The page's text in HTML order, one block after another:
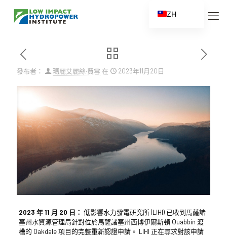
發布者： 瑪麗艾麗絲·費雪 在 2023年11月20日
2023 年 11 月 20 日： 低影響水力發電研究所 (LIHI) 已收到馬薩諸
塞州水資源管理局針對位於馬薩諸塞州西博伊爾斯頓 Quabbin 渡
槽的 Oakdale 項目的完整重新認證申請。 LIHI 正在尋求對該申請
ZH